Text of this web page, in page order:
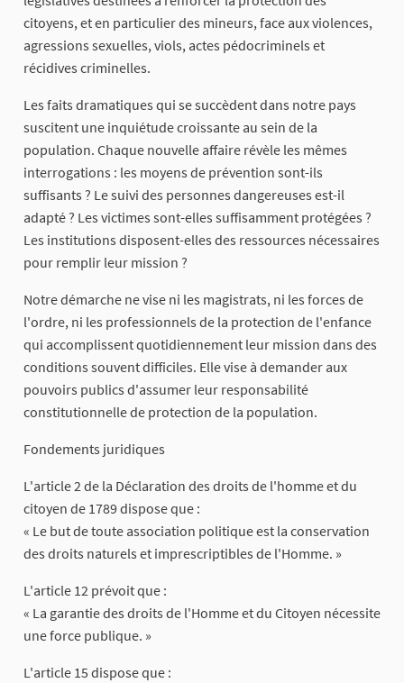
citoyens, et en particulier des mineurs, face aux violences,
agressions sexuelles, viols, actes pédocriminels et
récidives criminelles.
Les faits dramatiques qui se succèdent dans notre pays
suscitent une inquiétude croissante au sein de la
population. Chaque nouvelle affaire révèle les mêmes
interrogations : les moyens de prévention sont-ils
suffisants ? Le suivi des personnes dangereuses est-il
adapté ? Les victimes sont-elles suffisamment protégées ?
Les institutions disposent-elles des ressources nécessaires
pour remplir leur mission ?
Notre démarche ne vise ni les magistrats, ni les forces de
l'ordre, ni les professionnels de la protection de l'enfance
qui accomplissent quotidiennement leur mission dans des
conditions souvent difficiles. Elle vise à demander aux
pouvoirs publics d'assumer leur responsabilité
constitutionnelle de protection de la population.
Fondements juridiques
L'article 2 de la Déclaration des droits de l'homme et du
citoyen de 1789 dispose que :
« Le but de toute association politique est la conservation
des droits naturels et imprescriptibles de l'Homme. »
L'article 12 prévoit que :
« La garantie des droits de l'Homme et du Citoyen nécessite
une force publique. »
L'article 15 dispose que :